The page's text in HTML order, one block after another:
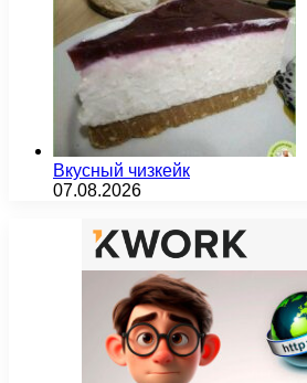
Вкусный чизкейк
07.08.2026